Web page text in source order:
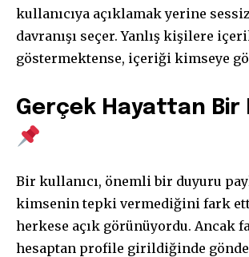
kullanıcıya açıklamak yerine
davranışı seçer. Yanlış kişilere
göstermektense, içeriği kimseye
Gerçek Hayattan Bir
Bir kullanıcı, önemli bir duyuru
kimsenin tepki vermediğini fark
herkese açık görünüyordu. Ancak
hesaptan profile girildiğinde